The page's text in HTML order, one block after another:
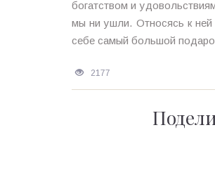
богатством и
мы ни ушли. Относясь к
себе самый большой
2177